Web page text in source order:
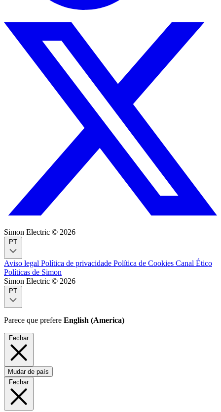
Simon Electric © 2026
Aviso legal Política de privacidade Política de Cookies Canal Ético
Políticas de Simon
Simon Electric © 2026
Parece que prefere English (America)
Fechar
Mudar de país
Fechar